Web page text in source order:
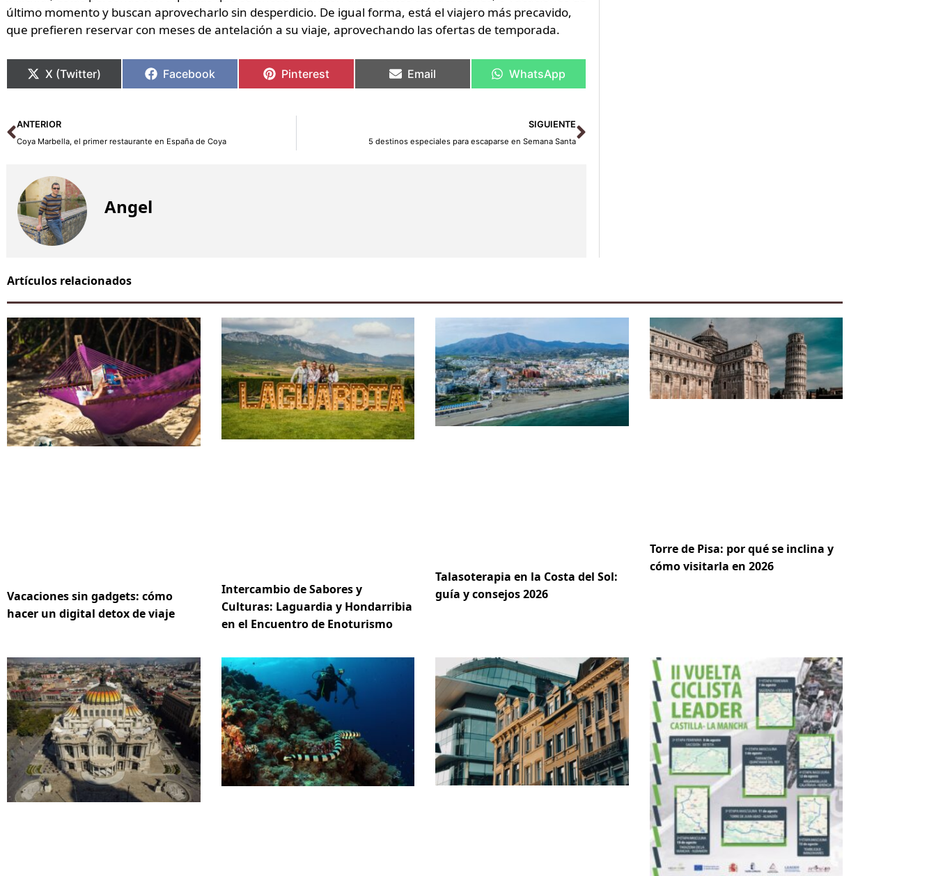
último momento y buscan aprovecharlo sin desperdicio. De igual forma, está el viajero más precavido,
que prefieren reservar con meses de antelación a su viaje, aprovechando las ofertas de temporada.
X (Twitter) Facebook Pinterest Email WhatsApp
Ant
ANTERIOR
Coya Marbella, el primer restaurante en España de Coya
SIGUIENTE
5 destinos especiales para escaparse en Semana Santa
Siguiente
Angel
Artículos relacionados
Vacaciones sin gadgets: cómo
hacer un digital detox de viaje
Intercambio de Sabores y
Culturas: Laguardia y Hondarribia
en el Encuentro de Enoturismo
Talasoterapia en la Costa del Sol:
guía y consejos 2026
Torre de Pisa: por qué se inclina y
cómo visitarla en 2026